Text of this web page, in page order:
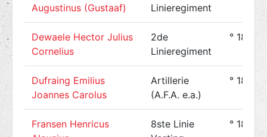
Augustinus (Gustaaf)
Linieregiment
Dewaele Hector Julius
Cornelius
2de
Linieregiment
° 1890-
Dufraing Emilius
Joannes Carolus
Artillerie
(A.F.A. e.a.)
°
Fransen Henricus
8ste Linie
° 1883-